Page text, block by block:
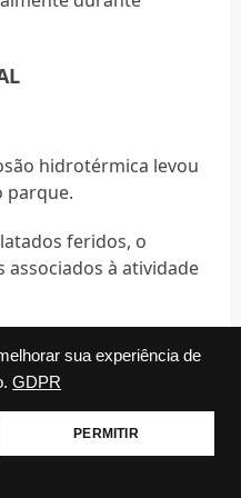
sua experiência de
GDPR
PERMITIR
hidrotérmica levou
parque.
feridos, o
associados à atividade
exerce pressão
naturais.